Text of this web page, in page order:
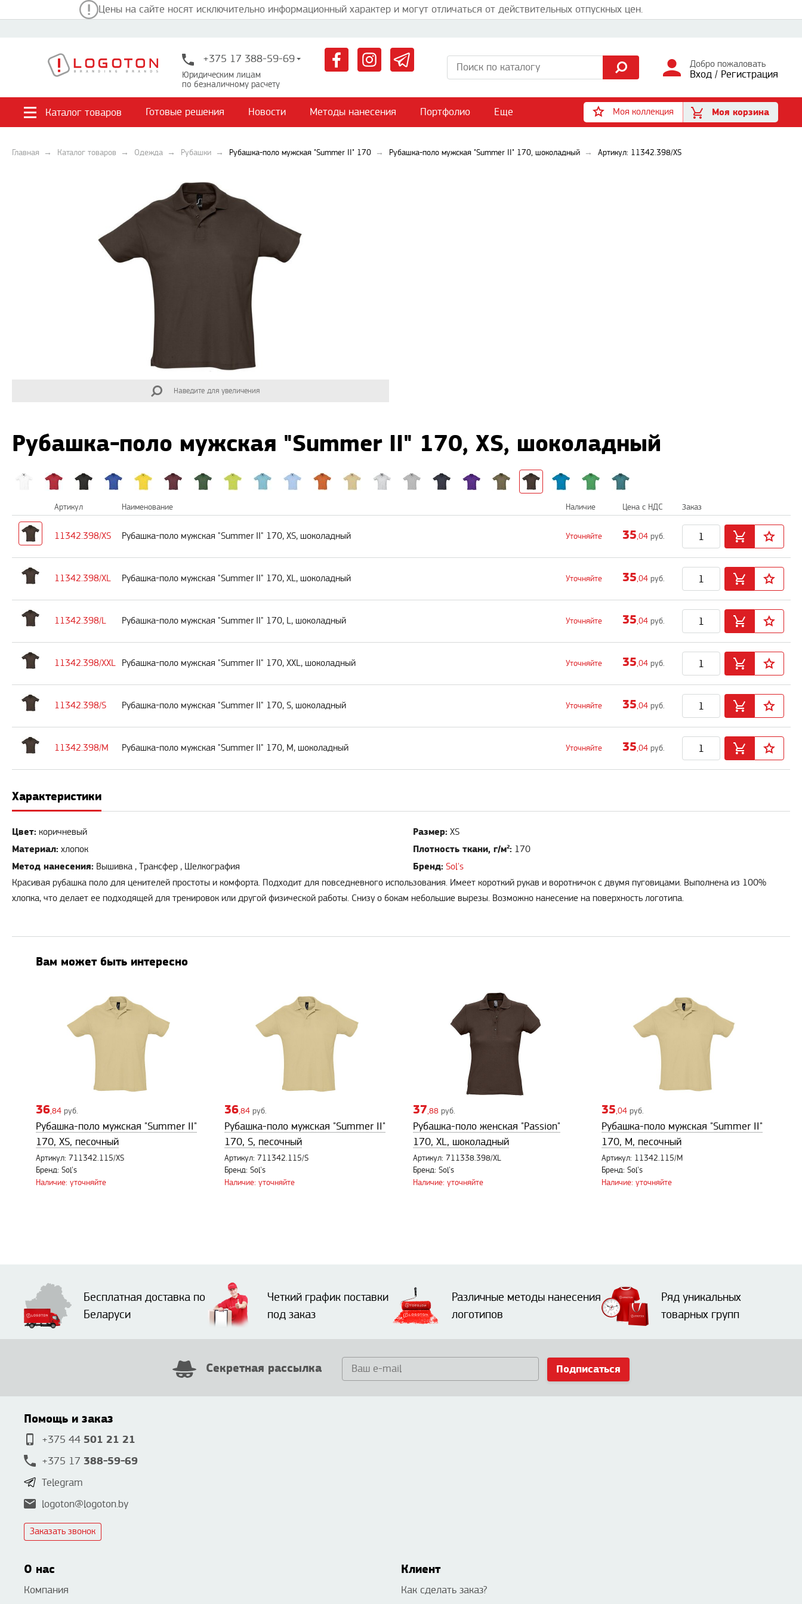
Цены на сайте носят исключительно информационный характер и могут отличаться от действительных отпускных цен.
+375 17 388-59-69
Юридическим лицам
по безналичному расчету
Добро пожаловать
Вход / Регистрация
Каталог товаров Готовые решения Новости Методы нанесения Портфолио Еще Моя коллекция Моя корзина
Главная Каталог товаров Одежда Рубашки Рубашка-поло мужская "Summer II" 170 Рубашка-поло мужская "Summer II" 170, шоколадный Артикул: 11342.398/XS
Наведите для увеличения
Рубашка-поло мужская "Summer II" 170, XS, шоколадный
Артикул Наименование Наличие Цена с НДС Заказ
11342.398/XS Рубашка-поло мужская "Summer II" 170, XS, шоколадный Уточняйте 35,04 руб.
11342.398/XL Рубашка-поло мужская "Summer II" 170, XL, шоколадный Уточняйте 35,04 руб.
11342.398/L Рубашка-поло мужская "Summer II" 170, L, шоколадный Уточняйте 35,04 руб.
11342.398/XXL Рубашка-поло мужская "Summer II" 170, XXL, шоколадный Уточняйте 35,04 руб.
11342.398/S Рубашка-поло мужская "Summer II" 170, S, шоколадный Уточняйте 35,04 руб.
11342.398/M Рубашка-поло мужская "Summer II" 170, M, шоколадный Уточняйте 35,04 руб.
Характеристики
Цвет: коричневый
Материал: хлопок
Метод нанесения: Вышивка , Трансфер , Шелкография
Размер: XS
Плотность ткани, г/м²: 170
Бренд: Sol's
Красивая рубашка поло для ценителей простоты и комфорта. Подходит для повседневного использования. Имеет короткий рукав и воротничок с двумя пуговицами. Выполнена из 100%
хлопка, что делает ее подходящей для тренировок или другой физической работы. Снизу о бокам небольшие вырезы. Возможно нанесение на поверхность логотипа.
Вам может быть интересно
36,84 руб.
Рубашка-поло мужская "Summer II"
170, XS, песочный
Артикул: 711342.115/XS
Бренд: Sol's
Наличие: уточняйте
36,84 руб.
Рубашка-поло мужская "Summer II"
170, S, песочный
Артикул: 711342.115/S
Бренд: Sol's
Наличие: уточняйте
37,88 руб.
Рубашка-поло женская "Passion"
170, XL, шоколадный
Артикул: 711338.398/XL
Бренд: Sol's
Наличие: уточняйте
35,04 руб.
Рубашка-поло мужская "Summer II"
170, M, песочный
Артикул: 11342.115/M
Бренд: Sol's
Наличие: уточняйте
Бесплатная доставка по
Беларуси
Четкий график поставки
под заказ
Различные методы нанесения
логотипов
Ряд уникальных
товарных групп
Секретная рассылка Подписаться
Помощь и заказ
+375 44 501 21 21
+375 17 388-59-69
Telegram
logoton@logoton.by
Заказать звонок
О нас
Компания
Клиент
Как сделать заказ?